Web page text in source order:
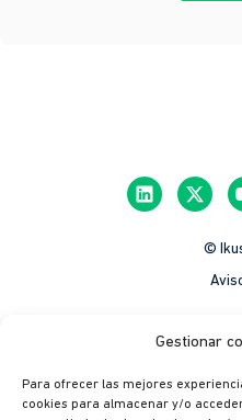
Gestionar
Para ofrecer las mejores
cookies para almacenar y/o
©
Política